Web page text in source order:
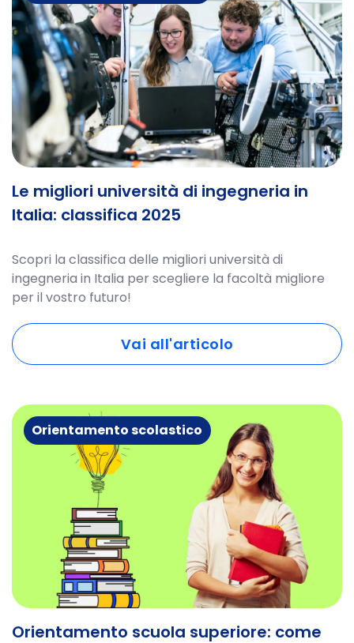
Le migliori università di ingegneria in
Italia: classifica 2025
Scopri la classifica delle migliori università di
ingegneria in Italia per scegliere la facoltà migliore
per il vostro futuro!
Vai all'articolo
Orientamento scolastico
Orientamento scuola superiore: come